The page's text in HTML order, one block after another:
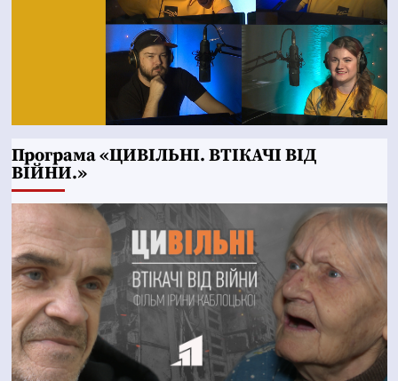
Програма «ЦИВІЛЬНІ. ВТІКАЧІ ВІД
ВІЙНИ.»